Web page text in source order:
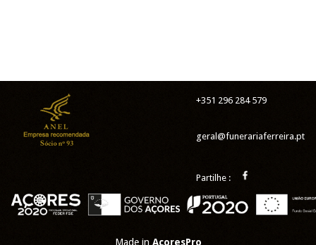
+351 296 284 579
geral@funerariaferreira.pt
Partilhe :
Made in AcoresPro